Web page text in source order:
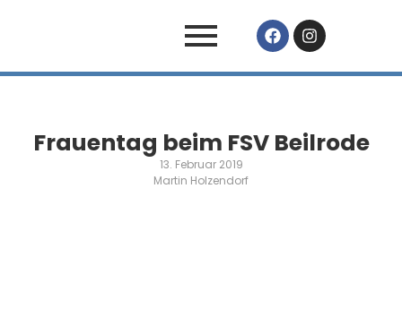
Frauentag beim FSV Beilrode
13. Februar 2019
Martin Holzendorf